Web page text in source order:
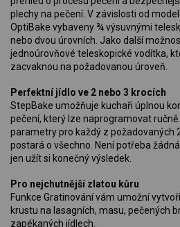
plechy na pečení. V závislosti od
OptiBake vybaveny ¾ výsuvnými
nebo dvou úrovních. Jako další
jednoúrovňové teleskopické vodítka,
zacvaknou na požadovanou úroveň.
Perfektní jídlo ve 2 nebo 3 krocích
StepBake umožňuje kuchaři úplnou
pečení, který lze naprogramovat
parametry pro každý z požadovaných
postará o všechno. Není potřeba
jen užít si konečný výsledek.
Pro nejchutnější zlatou kůru
Funkce Gratinování vám umožní
krustu na lasagních, masu, pečených
zapékaných jídlech.